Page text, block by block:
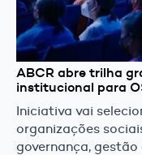
ABCR abre trilha
institucional para
Iniciativa vai
organizações
governança,